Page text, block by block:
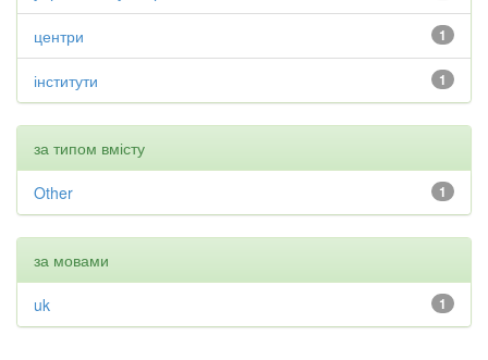
1
центри
1
інститути
за типом вмісту
1
Other
за мовами
1
uk